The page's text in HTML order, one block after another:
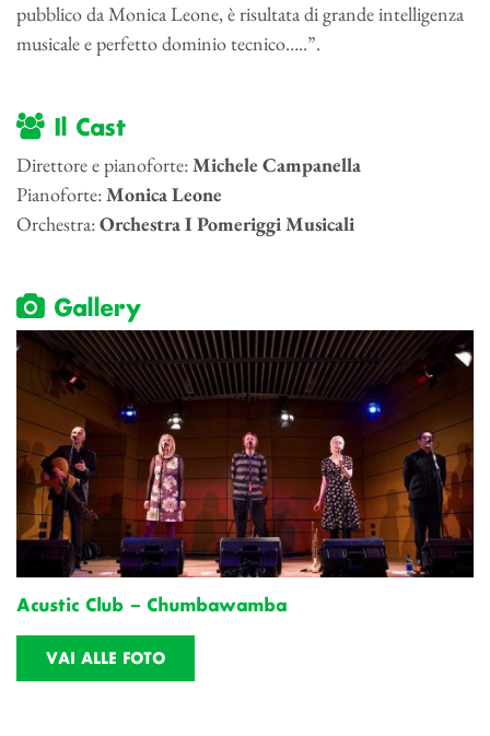
pubblico da Monica Leone, è risultata di grande intelligenza
musicale e perfetto dominio tecnico…..”.
Il Cast
Direttore e pianoforte:Michele Campanella
Pianoforte:Monica Leone
Orchestra:Orchestra I Pomeriggi Musicali
Gallery
Acustic Club – Chumbawamba
VAI ALLE FOTO